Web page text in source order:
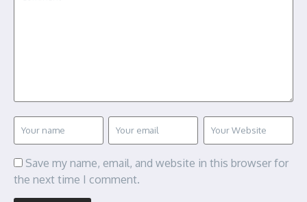
Save my name, email, and website in this browser for
the next time I comment.